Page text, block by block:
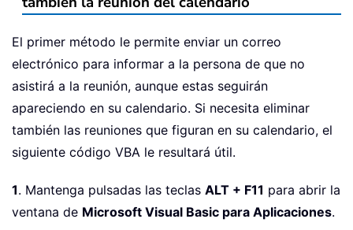
El primer método le permite enviar un correo
electrónico para informar a la persona de que no
asistirá a la reunión, aunque estas seguirán
apareciendo en su calendario. Si necesita eliminar
también las reuniones que figuran en su calendario, el
siguiente código VBA le resultará útil.
1. Mantenga pulsadas las teclas ALT + F11 para abrir la
ventana de Microsoft Visual Basic para Aplicaciones.